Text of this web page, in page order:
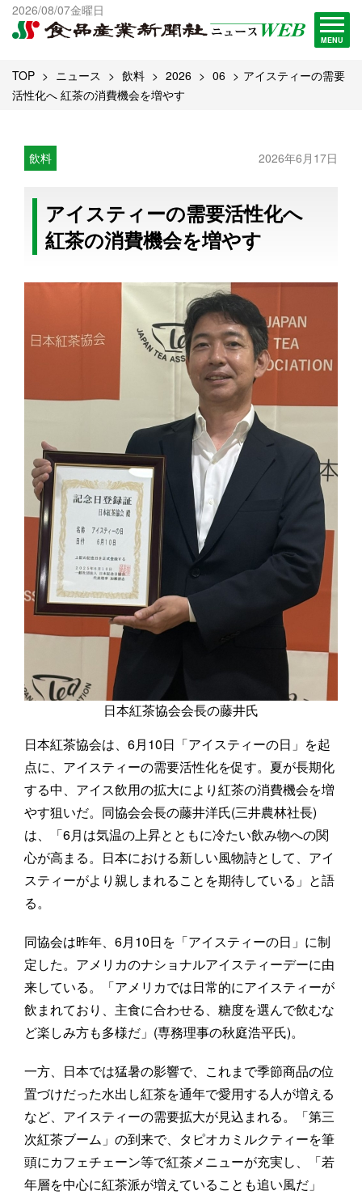
2026/08/07金曜日
MENU
出版物一覧へ
試読・購読申し込み
TOP ニュース 飲料 2026 06
アイスティーの需要
活性化へ 紅茶の消費機会を増やす
飲料 2026年6月17日
アイスティーの需要活性化へ
紅茶の消費機会を増やす
日本紅茶協会会長の藤井氏
日本紅茶協会は、6月10日「アイスティーの日」を起
点に、アイスティーの需要活性化を促す。夏が長期化
する中、アイス飲用の拡大により紅茶の消費機会を増
やす狙いだ。同協会会長の藤井洋氏(三井農林社長)
は、「6月は気温の上昇とともに冷たい飲み物への関
心が高まる。日本における新しい風物詩として、アイ
スティーがより親しまれることを期待している」と語
る。
同協会は昨年、6月10日を「アイスティーの日」に制
定した。アメリカのナショナルアイスティーデーに由
来している。「アメリカでは日常的にアイスティーが
飲まれており、主食に合わせる、糖度を選んで飲むな
ど楽しみ方も多様だ」(専務理事の秋庭浩平氏)。
一方、日本では猛暑の影響で、これまで季節商品の位
置づけだった水出し紅茶を通年で愛用する人が増える
など、アイスティーの需要拡大が見込まれる。「第三
次紅茶ブーム」の到来で、タピオカミルクティーを筆
頭にカフェチェーン等で紅茶メニューが充実し、「若
年層を中心に紅茶派が増えていることも追い風だ」